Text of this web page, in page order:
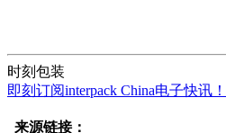
时刻包装
即刻订阅interpack China电子快讯！
来源链接：